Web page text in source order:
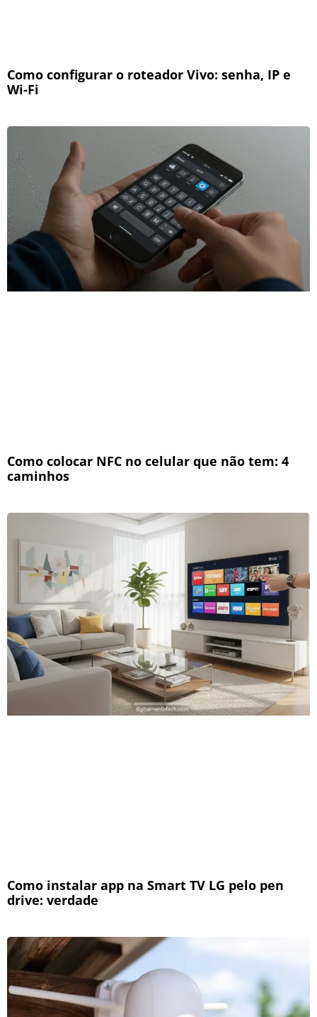
Como configurar o roteador Vivo: senha, IP e
Wi-Fi
Como colocar NFC no celular que não tem: 4
caminhos
Como instalar app na Smart TV LG pelo pen
drive: verdade